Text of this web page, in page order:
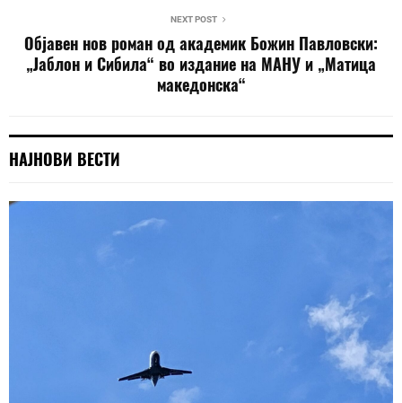
NEXT POST
Објавен нов роман од академик Божин Павловски:
„Јаблон и Сибила“ во издание на МАНУ и „Матица
македонска“
НАЈНОВИ ВЕСТИ